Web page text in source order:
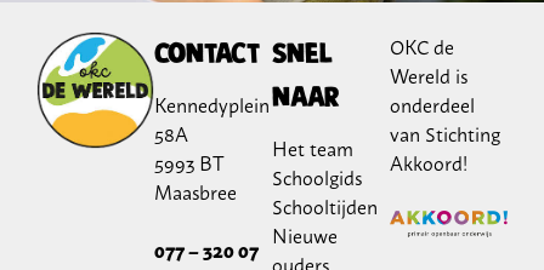
Contact
Kennedyplein
58A
5993 BT
Maasbree
077 – 320 07
Snel
naar
Het team
Schoolgids
Schooltijden
Nieuwe
OKC de
Wereld is
onderdeel
van Stichting
Akkoord!